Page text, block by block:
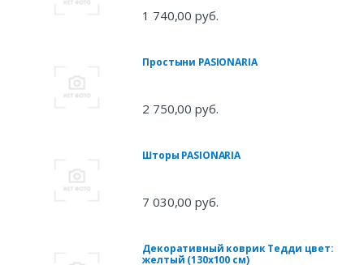
1 740,00 руб.
Простыни PASIONARIA
2 750,00 руб.
Шторы PASIONARIA
7 030,00 руб.
Декоративный коврик Тедди цвет:
желтый (130х100 см)